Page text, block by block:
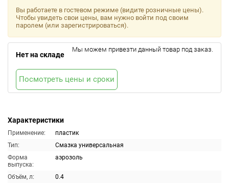
Характеристики
Применение:
пластик
Тип:
Смазка универсальная
Форма
выпуска:
аэрозоль
Объём, л:
0.4
Вы работаете в гостевом режиме (видите розничные цены).
Чтобы увидеть свои цены, вам нужно войти под своим
паролем (или зарегистрироваться).
Нет на складе
Мы можем привезти данный товар под заказ.
Посмотреть цены и сроки